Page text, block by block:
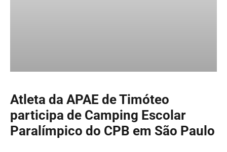
Atleta da APAE de Timóteo
participa de Camping Escolar
Paralímpico do CPB em São Paulo